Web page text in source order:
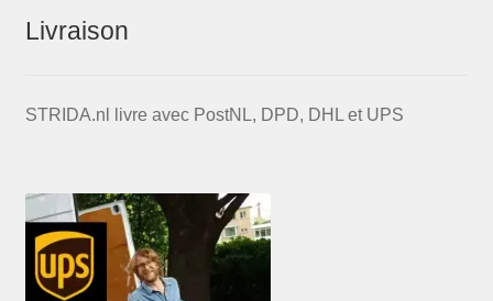
Livraison
STRIDA.nl livre avec PostNL, DPD, DHL et UPS